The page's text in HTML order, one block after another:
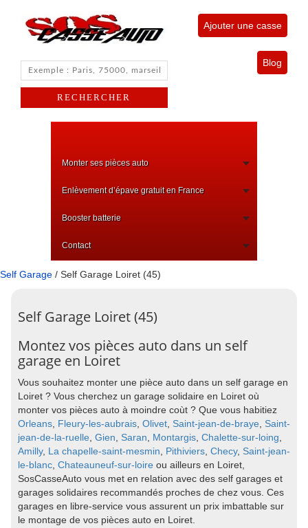
Ajouter une casse
Blog
Monter ses pièces auto
Enlèvement d’épave gratuit en France
Booster batterie
Contact
Self Garage / Self Garage Loiret (45)
Self Garage Loiret (45)
Montez vos pièces auto dans un self
garage en Loiret
Vous souhaitez monter une pièce auto dans un self garage en
Loiret ? Vous cherchez un garage solidaire en Loiret où
monter vos pièces auto à moindre coùt ? Que vous habitiez
Orleans, Fleury-les-aubrais, Olivet, Saint-jean-de-braye, Saint-
jean-de-la-ruelle, Gien, Saran, Montargis, Chalette-sur-loing,
Amilly, La chapelle-saint-mesmin, Pithiviers, Checy, Saint-jean-
le-blanc, Chateauneuf-sur-loire ou ailleurs en Loiret,
SosCasseAuto vous met en relation avec des self garages et
garages solidaires recommandés proches de chez vous. Ces
garages en libre-service vous assurent un prix imbattable sur
le montage de vos pièces auto en Loiret.